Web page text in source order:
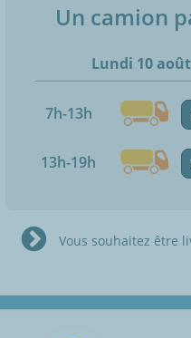
Un camion
Lundi 10
7h-13h
13h-19h
Vous souhaitez être